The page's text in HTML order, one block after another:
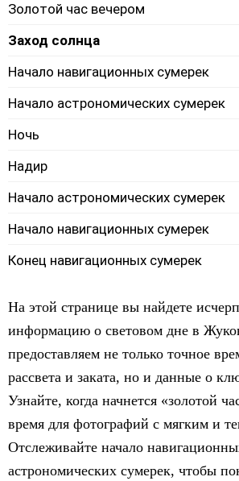
Золотой час вечером
Заход солнца
Начало навигационных сумерек
Начало астрономических сумерек
Ночь
Надир
Начало астрономических сумерек
Начало навигационных сумерек
Конец навигационных сумерек
На этой странице вы найдете
информацию о световом дне в
предоставляем не только точное
рассвета и заката, но и данные о
Узнайте, когда начнется «золотой
время для фотографий с мягким и
Отслеживайте начало
астрономических сумерек, чтобы